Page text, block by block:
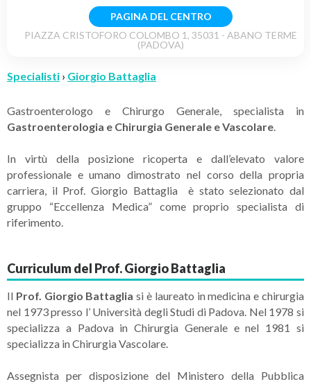
PAGINA DEL CENTRO
PIAZZA CRISTOFORO COLOMBO 1, 35031 - ABANO TERME
(PADOVA)
Specialisti › Giorgio Battaglia
Gastroenterologo e Chirurgo Generale, specialista in
Gastroenterologia e Chirurgia Generale e Vascolare.
In virtù della posizione ricoperta e dall’elevato valore
professionale e umano dimostrato nel corso della propria
carriera, il Prof. Giorgio Battaglia è stato selezionato dal
gruppo “Eccellenza Medica” come proprio specialista di
riferimento.
Curriculum del Prof. Giorgio Battaglia
Il Prof. Giorgio Battaglia si è laureato in medicina e chirurgia
nel 1973 presso l’ Università degli Studi di Padova. Nel 1978 si
specializza a Padova in Chirurgia Generale e nel 1981 si
specializza in Chirurgia Vascolare.
Assegnista per disposizione del Ministero della Pubblica